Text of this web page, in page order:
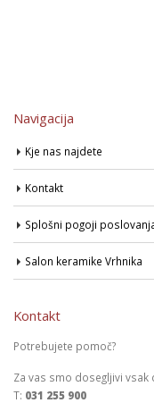
Navigacija
Kje nas najdete
Kontakt
Splošni pogoji
Salon keramike Vrhnika
Kontakt
Potrebujete pomoč?
Za vas smo dosegljivi vsak
T: 031 255 900